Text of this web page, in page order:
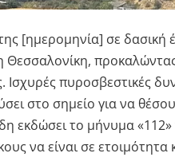
[ημερομηνία] σε δασική
Θεσσαλονίκη,
Ισχυρές πυροσβεστικές
στο σημείο για να
εκδώσει το μήνυμα «112»
να είναι σε